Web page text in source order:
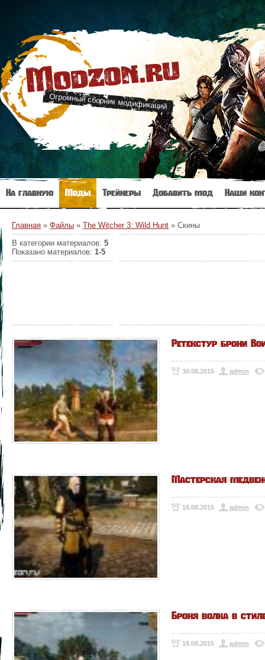
Modzon.ru
Огромный сборник модификаций
На главную Моды Трейнеры Добавить мод Наши
Главная » Файлы » The Witcher 3: Wild Hunt » Скины
В категории материалов: 5
Показано материалов: 1-5
Ретекстур брони
30.08.2015 admin
Мастерская
18.08.2015 admin
Броня волка в
18.08.2015 admin